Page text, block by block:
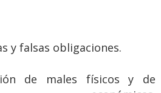
y falsas obligaciones.
de males físicos y de